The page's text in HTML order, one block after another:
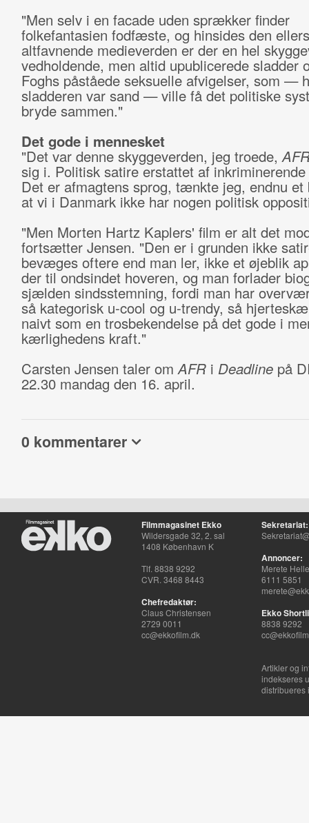
"Men selv i en facade uden sprækker finder
folkefantasien fodfæste, og hinsides den ellers
altfavnende medieverden er der en hel
vedholdende, men altid upublicerede sladder
Foghs påståede seksuelle afvigelser, som —
sladderen var sand — ville få det politiske
bryde sammen."
Det gode i mennesket
"Det var denne skyggeverden, jeg troede,
sig i. Politisk satire erstattet af
Det er afmagtens sprog, tænkte jeg, endnu et
at vi i Danmark ikke har nogen politisk
"Men Morten Hartz Kaplers' film er alt det
fortsætter Jensen. "Den er i grunden ikke
bevæges oftere end man ler, ikke et øjeblik
der til ondsindet hoveren, og man forlader
sjælden sindsstemning, fordi man har
så kategorisk u-cool og u-trendy, så
naivt som en trosbekendelse på det gode i
kærlighedens kraft."
Carsten Jensen taler omAFR i Deadline på
22.30 mandag den 16. april.
0 kommentarer
Filmmagasinet Ekko
Wildersgade 32, 2. sal
1408 København K
Tlf. 8838 9292
CVR. 3468 8443
Chefredaktør:
Claus Christensen
2729 0011
cc@ekkofilm.dk
Sekretariat:
Annoncer:
Merete
6111 5851
Ekko
8838 9292
Artikler og
indekseres
distribueres